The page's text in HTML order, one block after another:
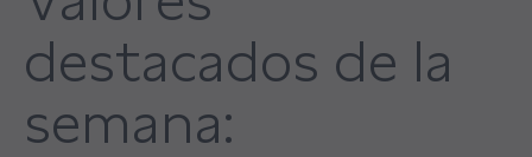
destacados de la
semana: